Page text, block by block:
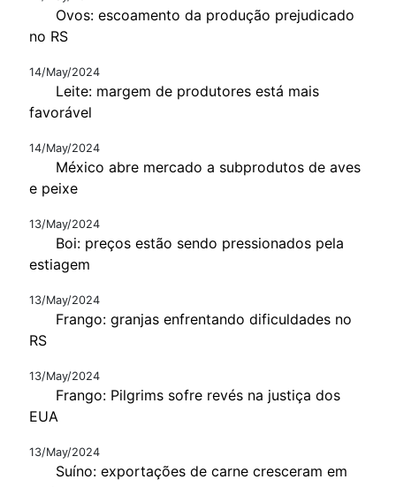
Ovos: escoamento da produção prejudicado
no RS
14/May/2024
Leite: margem de produtores está mais
favorável
14/May/2024
México abre mercado a subprodutos de aves
e peixe
13/May/2024
Boi: preços estão sendo pressionados pela
estiagem
13/May/2024
Frango: granjas enfrentando dificuldades no
RS
13/May/2024
Frango: Pilgrims sofre revés na justiça dos
EUA
13/May/2024
Suíno: exportações de carne cresceram em